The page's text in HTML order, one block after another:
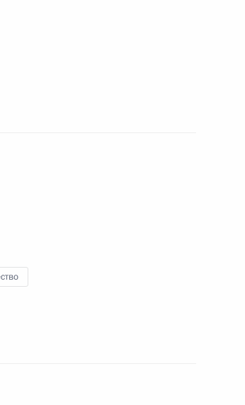
оставшихся